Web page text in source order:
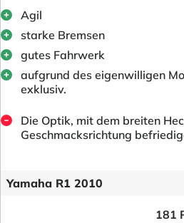
Agil
starke Bremsen
gutes Fahrwerk
aufgrund des eigenwilligen
exklusiv.
Die Optik, mit dem breiten
Geschmacksrichtung
Yamaha R1 2010
181